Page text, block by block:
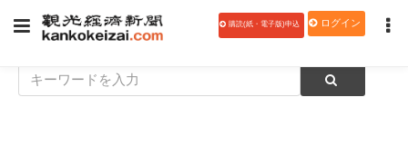
購読(紙・電子版)申込 ログイン